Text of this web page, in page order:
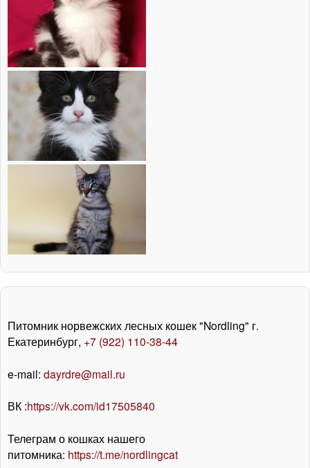
Питомник норвежских лесных кошек "Nordling" г.
Екатеринбург, +7 (922) 110-38-44
e-mail: dayrdre@mail.ru
ВК :https://vk.com/id17505840
Телеграм о кошках нашего
питомника: https://t.me/nordlingcat